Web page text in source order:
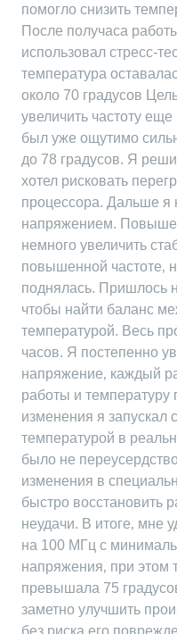
помогло снизить
После получаса
использовал стресс-
температура
около 70 градусов
увеличить частоту
был уже ощутимо
до 78 градусов. Я
хотел рисковать
процессора. Дальше я
напряжением.
немного увеличить
повышенной частоте‚
поднялась. Пришлось
чтобы найти баланс
температурой. Весь
часов. Я постепенно
напряжение‚ каждый
работы и температуру
изменения я запускал
температурой в
было не
изменения в
быстро восстановить
неудачи. В итоге‚ мне
на 100 МГц с
напряжения‚ при этом
превышала 75
заметно улучшить
без риска его